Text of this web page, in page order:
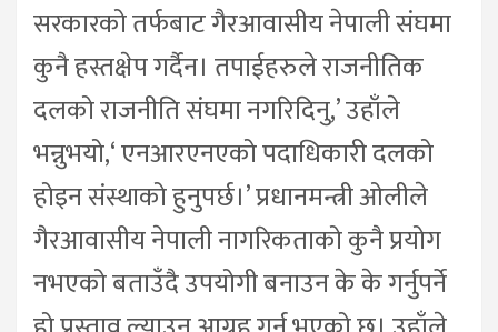
सरकारको तर्फबाट गैरआवासीय नेपाली संघमा
कुनै हस्तक्षेप गर्दैन। तपाईहरुले राजनीतिक
दलको राजनीति संघमा नगरिदिनु,’ उहाँले
भन्नुभयो,‘ एनआरएनएको पदाधिकारी दलको
होइन संस्थाको हुनुपर्छ।’ प्रधानमन्त्री ओलीले
गैरआवासीय नेपाली नागरिकताको कुनै प्रयोग
नभएको बताउँदै उपयोगी बनाउन के के गर्नुपर्ने